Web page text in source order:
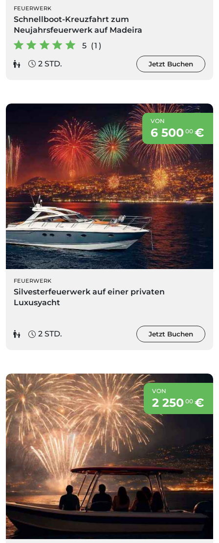
FEUERWERK
Schnellboot-Kreuzfahrt zum
Neujahrsfeuerwerk auf Madeira
5 (1)
2 STD.
Jetzt Buchen
VON
6 500 00€
FEUERWERK
Silvesterfeuerwerk auf einer privaten
Luxusyacht
2 STD. Jetzt Buchen
VON
2 250 00€